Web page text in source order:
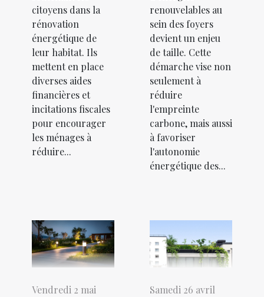
citoyens dans la
rénovation
énergétique de
leur habitat. Ils
mettent en place
diverses aides
financières et
incitations fiscales
pour encourager
les ménages à
réduire...
renouvelables au
sein des foyers
devient un enjeu
de taille. Cette
démarche vise non
seulement à
réduire
l'empreinte
carbone, mais aussi
à favoriser
l'autonomie
énergétique des...
Vendredi 2 mai
Samedi 26 avril